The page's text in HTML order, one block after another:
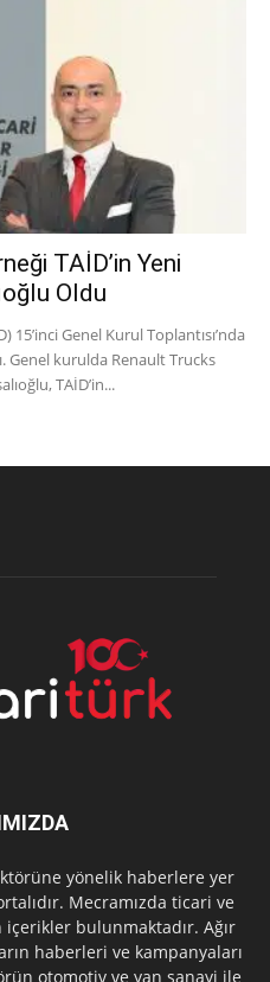
TAİD’in Yeni
Oldu
15’inci Genel Kurul Toplantısı’nda
Genel kurulda Renault Trucks
TAİD’in...
yönelik haberlere yer
Mecramızda ticari ve
bulunmaktadır. Ağır
haberleri ve kampanyaları
otomotiv ve yan sanayi ile